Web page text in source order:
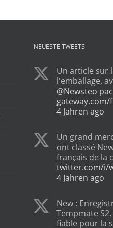
NEUESTE TWEETS
Un article sur
l'emballage,
@Newsteo
4 Jahren ago
Un grand
ont classé
français de la
twitter.com/i/
4 Jahren ago
New :
Tempmate
fiable pour la